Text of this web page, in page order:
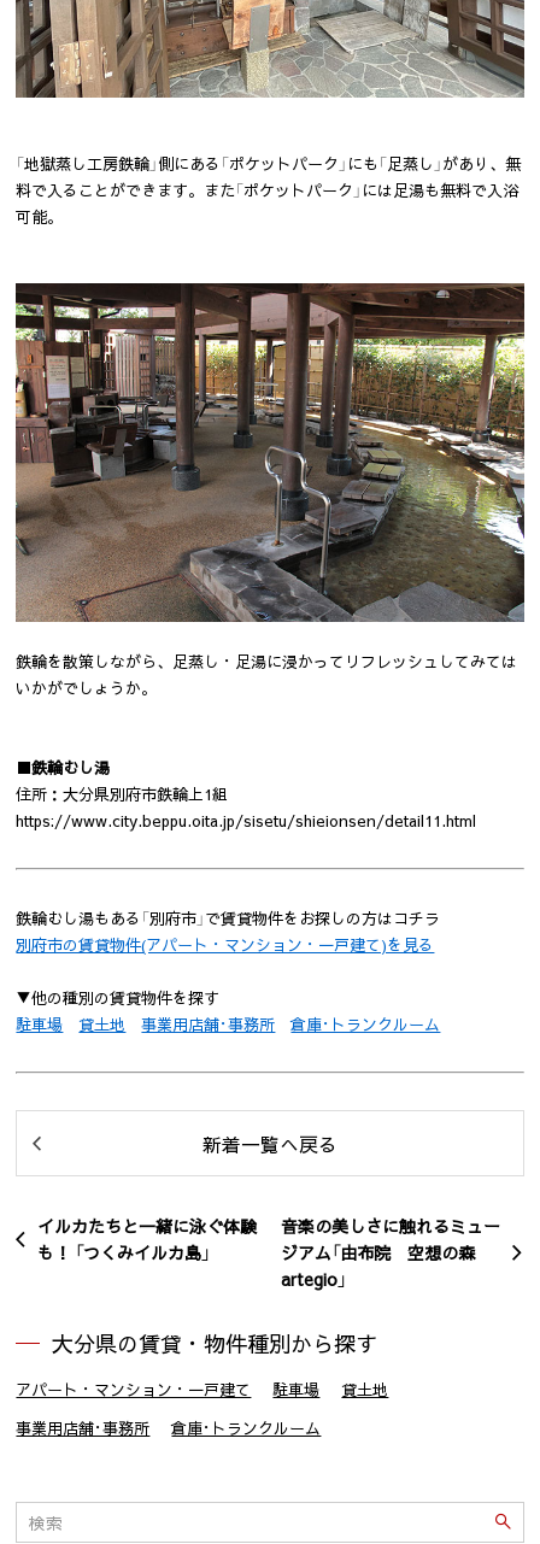
「地獄蒸し工房鉄輪」側にある「ポケットパーク」にも「足蒸し」があり、無
料で入ることができます。また「ポケットパーク」には足湯も無料で入浴
可能。
鉄輪を散策しながら、足蒸し・足湯に浸かってリフレッシュしてみては
いかがでしょうか。
■鉄輪むし湯
住所：大分県別府市鉄輪上1組
https://www.city.beppu.oita.jp/sisetu/shieionsen/detail11.html
鉄輪むし湯もある「別府市」で賃貸物件をお探しの方はコチラ
別府市の賃貸物件(アパート・マンション・一戸建て)を見る
▼他の種別の賃貸物件を探す
駐車場
貸土地 事業用店舗･事務所 倉庫･トランクルーム
新着一覧へ戻る
イルカたちと一緒に泳ぐ体験
も！ 「つくみイルカ島」
音楽の美しさに触れるミュー
ジアム「由布院 空想の森
artegio」
大分県の賃貸・物件種別から探す
アパート・マンション・一戸建て 駐車場
貸土地
事業用店舗･事務所
倉庫･トランクルーム